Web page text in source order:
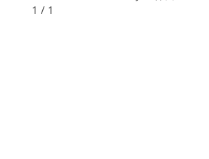
1 / 1